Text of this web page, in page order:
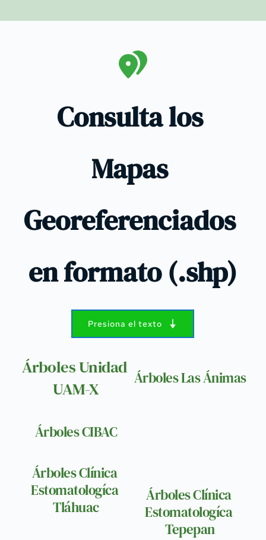
Consulta los
Mapas
Georeferenciados
en formato (.shp)
Presiona el texto
Árboles Unidad
UAM-X
Árboles Las Ánimas
Árboles CIBAC
Árboles Clínica
Estomatologíca
Tláhuac
Árboles Clínica
Estomatologíca
Tepepan